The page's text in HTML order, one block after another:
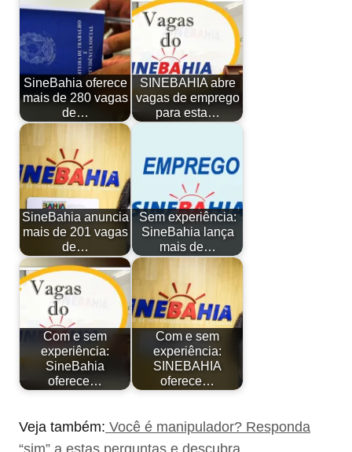
SineBahia oferece
mais de 280 vagas
de…
SINEBAHIA abre
vagas de emprego
para esta…
SineBahia anuncia
mais de 201 vagas
de…
Sem experiência:
SineBahia lança
mais de…
Com e sem
experiência:
SineBahia
oferece…
Com e sem
experiência:
SINEBAHIA
oferece…
Veja também: Você é manipulador? Responda
“sim” a estas perguntas e descubra